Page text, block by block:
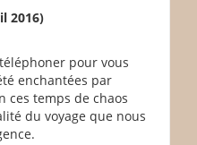
2016)
téléphoner pour vous
enchantées par
ces temps de chaos
du voyage que nous